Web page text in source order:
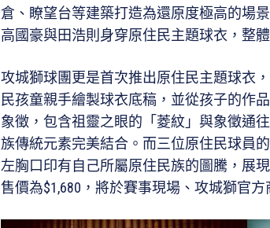
倉、瞭望台等建築打造為還原度極高的場
高國豪與田浩則身穿原住民主題球衣，整
攻城獅球團更是首次推出原住民主題球衣
民孩童親手繪製球衣底稿，並從孩子的作
象徵，包含祖靈之眼的「菱紋」與象徵通
族傳統元素完美結合。而三位原住民球員
左胸口印有自己所屬原住民族的圖騰，展
售價為$1,680，將於賽事現場、攻城獅官方